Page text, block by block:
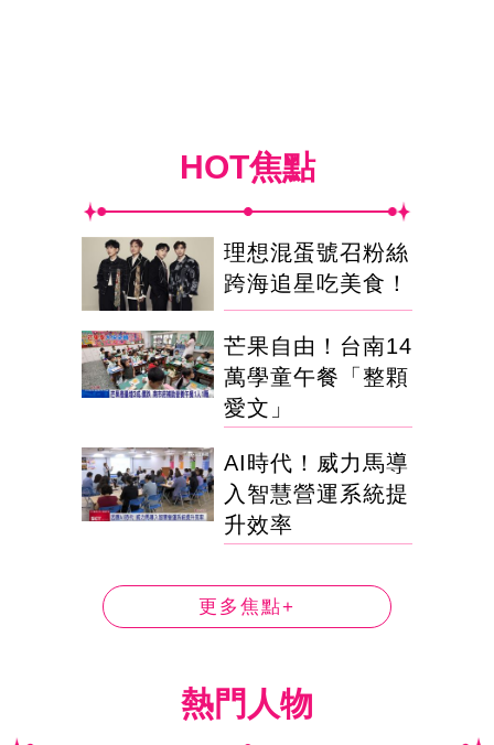
HOT焦點
理想混蛋號召粉絲
跨海追星吃美食！
芒果自由！台南14
萬學童午餐「整顆
愛文」
AI時代！威力馬導
入智慧營運系統提
升效率
更多焦點+
熱門人物